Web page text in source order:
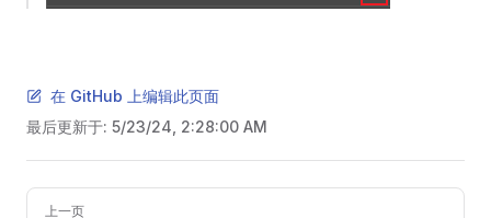
在 GitHub 上编辑此页面
最后更新于: 5/23/24, 2:28:00 AM
Pager
上一页